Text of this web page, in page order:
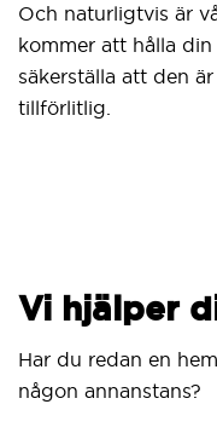
Och naturligtvis är
kommer att hålla
säkerställa att den
tillförlitlig.
Vi hjälper
Har du redan en
någon annanstans?